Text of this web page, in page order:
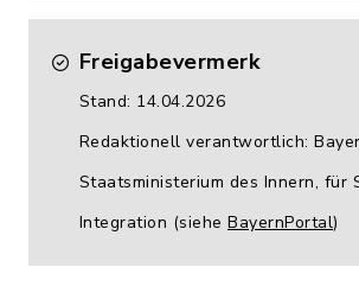
Freigabevermerk
Stand: 14.04.2026
Redaktionell verantwortlich:
Staatsministerium des Innern, für
Integration (siehe BayernPortal)